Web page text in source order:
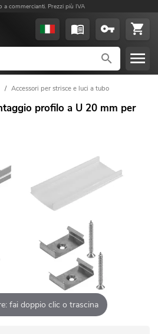
a commercianti. Prezzi più IVA
/ Accessori per strisce e luci a tubo
profilo a U 20 mm per
fai doppio clic o trascina